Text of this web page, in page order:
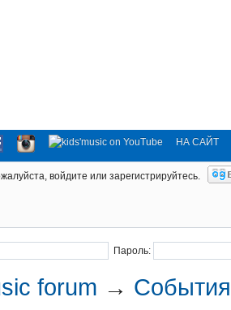
НА САЙТ
войдите или зарегистрируйтесь.
Пароль:
forum →